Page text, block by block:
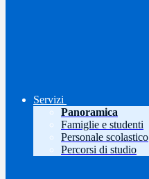
Servizi
Panoramica
Famiglie e studenti
Personale scolastico
Percorsi di studio